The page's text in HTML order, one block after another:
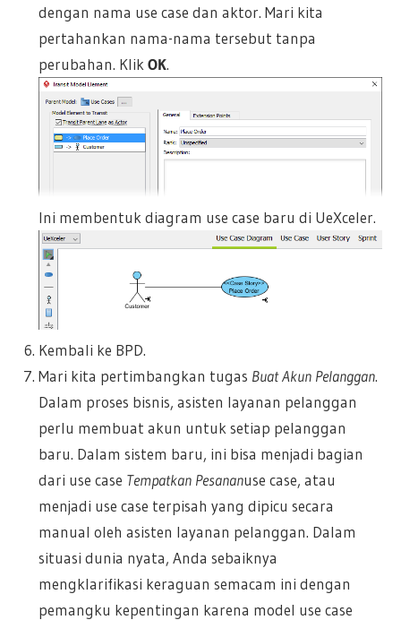
dengan nama use case dan aktor. Mari kita
pertahankan nama-nama tersebut tanpa
perubahan. Klik OK.
Ini membentuk diagram use case baru di UeXceler.
Kembali ke BPD.
Mari kita pertimbangkan tugas Buat Akun Pelanggan.
Dalam proses bisnis, asisten layanan pelanggan
perlu membuat akun untuk setiap pelanggan
baru. Dalam sistem baru, ini bisa menjadi bagian
dari use case Tempatkan Pesananuse case, atau
menjadi use case terpisah yang dipicu secara
manual oleh asisten layanan pelanggan. Dalam
situasi dunia nyata, Anda sebaiknya
mengklarifikasi keraguan semacam ini dengan
pemangku kepentingan karena model use case